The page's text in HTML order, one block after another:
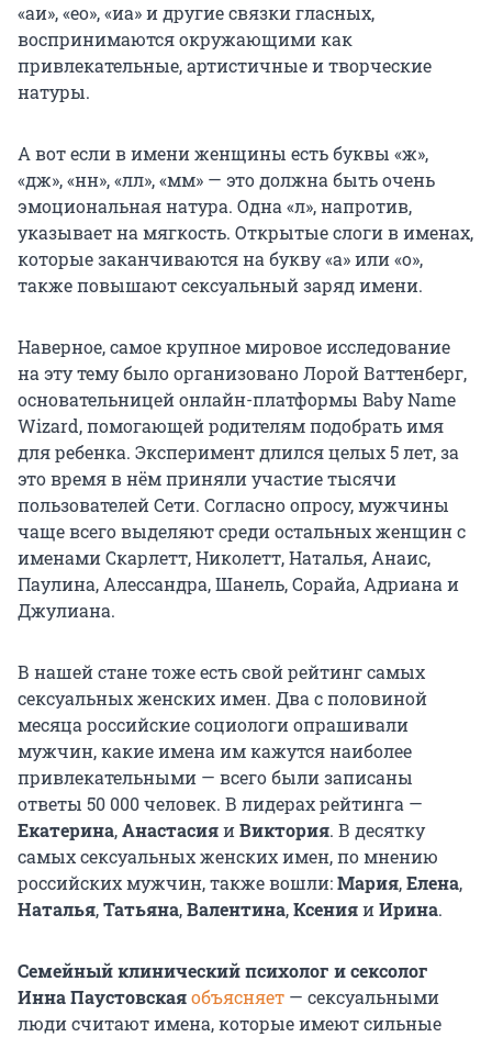
«аи», «ео», «иа» и другие связки гласных,
воспринимаются окружающими как
привлекательные, артистичные и творческие
натуры.
А вот если в имени женщины есть буквы «ж»,
«дж», «нн», «лл», «мм» — это должна быть очень
эмоциональная натура. Одна «л», напротив,
указывает на мягкость. Открытые слоги в именах,
которые заканчиваются на букву «а» или «о»,
также повышают сексуальный заряд имени.
Наверное, самое крупное мировое исследование
на эту тему было организовано Лорой Ваттенберг,
основательницей онлайн-платформы Baby Name
Wizard, помогающей родителям подобрать имя
для ребенка. Эксперимент длился целых 5 лет, за
это время в нём приняли участие тысячи
пользователей Сети. Согласно опросу, мужчины
чаще всего выделяют среди остальных женщин с
именами Скарлетт, Николетт, Наталья, Анаис,
Паулина, Алессандра, Шанель, Сорайа, Адриана и
Джулиана.
В нашей стане тоже есть свой рейтинг самых
сексуальных женских имен. Два с половиной
месяца российские социологи опрашивали
мужчин, какие имена им кажутся наиболее
привлекательными — всего были записаны
ответы 50 000 человек. В лидерах рейтинга —
Екатерина,АнастасияиВиктория. В десятку
самых сексуальных женских имен, по мнению
российских мужчин, также вошли:Мария,Елена,
Наталья,Татьяна,Валентина,КсенияиИрина.
Семейный клинический психолог и сексолог
Инна Паустовскаяобъясняет — сексуальными
люди считают имена, которые имеют сильные